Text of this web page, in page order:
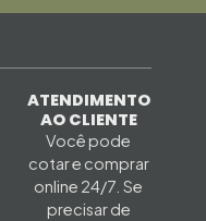
ATENDIMENTO
AO CLIENTE
Você pode
cotar e comprar
online 24/7. Se
precisar de